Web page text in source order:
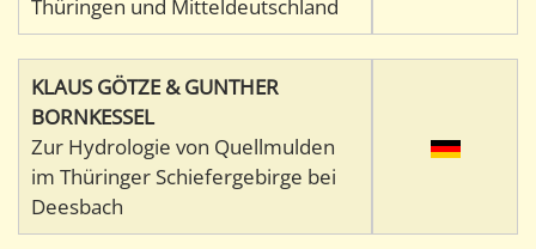
Thüringen und Mitteldeutschland
KLAUS GÖTZE & GUNTHER
BORNKESSEL
Zur Hydrologie von Quellmulden
im Thüringer Schiefergebirge bei
Deesbach